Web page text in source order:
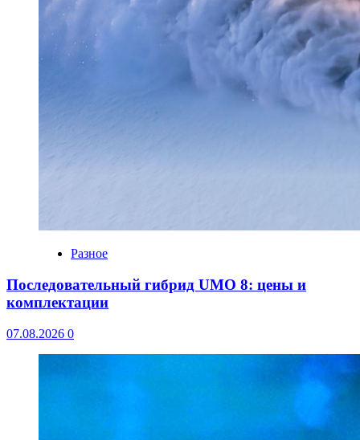
Разное
Последовательный гибрид UMO 8: цены и
комплектации
07.08.2026 0